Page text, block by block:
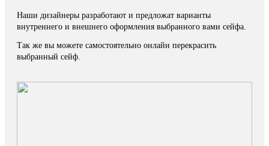
Наши дизайнеры разработают и предложат варианты
внутреннего и внешнего оформления выбранного вами сейфа.
Так же вы можете самостоятельно онлайн перекрасить
выбранный сейф.